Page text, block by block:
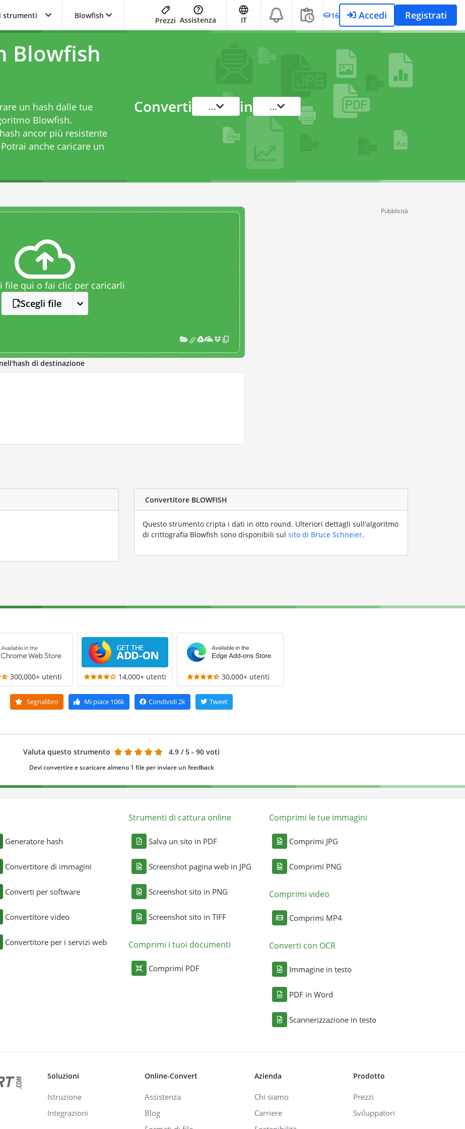
strumenti Blowfish
Prezzi Assistenza IT 16 Accedi Registrati
Blowfish
un hash dalle tue
Blowfish.
ancor più resistente
anche caricare un
Converti ... in ...
file qui o fai clic per caricarli
Scegli file
di destinazione
Pubblicità
Convertitore BLOWFISH
Questo strumento cripta i dati in otto round. Ulteriori dettagli sull'algoritmo
di crittografia Blowfish sono disponibili sul sito di Bruce Schneier.
300,000+ utenti 14,000+ utenti 30,000+ utenti
Segnalibro Mi piace 106k Condividi2k Tweet
Valuta questo strumento 4.9 / 5 - 90 voti
Devi convertire e scaricare almeno 1 file per inviare un feedback
Generatore hash
Convertitore di immagini
Converti per software
Convertitore video
Convertitore per i servizi web
Strumenti di cattura online
Salva un sito in PDF
Screenshot pagina web in JPG
Screenshot sito in PNG
Screenshot sito in TIFF
Comprimi i tuoi documenti
Comprimi PDF
Comprimi le tue immagini
Comprimi JPG
Comprimi PNG
Comprimi video
Comprimi MP4
Converti con OCR
Immagine in testo
PDF in Word
Scannerizzazione in testo
Soluzioni
Istruzione
Integrazioni
Online-Convert
Assistenza
Blog
Azienda
Chi siamo
Carriere
Prodotto
Prezzi
Sviluppatori